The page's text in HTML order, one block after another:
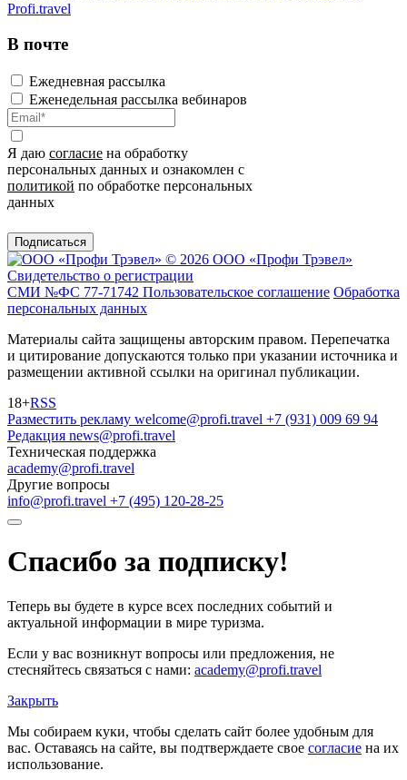
Profi.travel
В почте
Ежедневная рассылка
Еженедельная рассылка вебинаров
Я даю согласие на обработку
персональных данных и ознакомлен с
политикой по обработке персональных
данных
Подписаться
© 2026 ООО «Профи Трэвeл»
Свидетельство о регистрации
СМИ №ФС 77-71742 Пользовательское соглашение Обработка
персональных данных
Материалы сайта защищены авторским правом. Перепечатка
и цитирование допускаются только при указании источника и
размещении активной ссылки на оригинал публикации.
18+RSS
Разместить рекламу welcome@profi.travel +7 (931) 009 69 94
Редакция news@profi.travel
Техническая поддержка
academy@profi.travel
Другие вопросы
info@profi.travel +7 (495) 120-28-25
Спасибо за подписку!
Теперь вы будете в курсе всех последних событий и
актуальной информации в мире туризма.
Если у вас возникнут вопросы или предложения, не
стесняйтесь связаться с нами: academy@profi.travel
Закрыть
Мы собираем куки, чтобы сделать сайт более удобным для
вас. Оставаясь на сайте, вы подтверждаете свое согласие на их
использование.